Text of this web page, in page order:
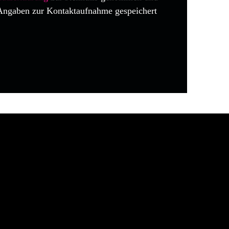
zur Kontaktaufnahme gespeichert